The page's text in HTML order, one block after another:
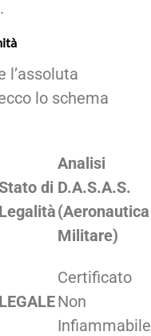
.
l’assoluta
lo schema
di
Legalità
Analisi
D.A.S.A.S.
(Aeronautica
Militare)
LEGALE
Certificato
Non
Infiammabile